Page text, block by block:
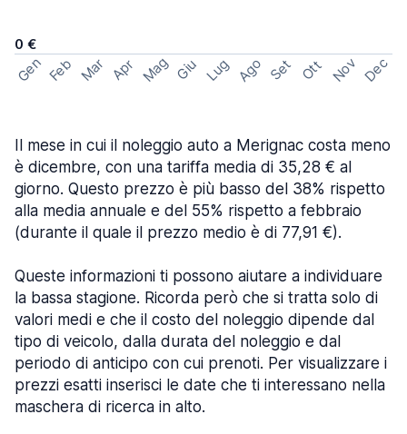
0 €
Gen Feb Mar Apr Mag Giu Lug Ago Set Ott Nov Dec
Il mese in cui il noleggio auto a Merignac costa meno
è dicembre, con una tariffa media di 35,28 € al
giorno. Questo prezzo è più basso del 38% rispetto
alla media annuale e del 55% rispetto a febbraio
(durante il quale il prezzo medio è di 77,91 €).
Queste informazioni ti possono aiutare a individuare
la bassa stagione. Ricorda però che si tratta solo di
valori medi e che il costo del noleggio dipende dal
tipo di veicolo, dalla durata del noleggio e dal
periodo di anticipo con cui prenoti. Per visualizzare i
prezzi esatti inserisci le date che ti interessano nella
maschera di ricerca in alto.